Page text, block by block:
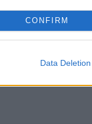
CONFIRM
Data Deletion